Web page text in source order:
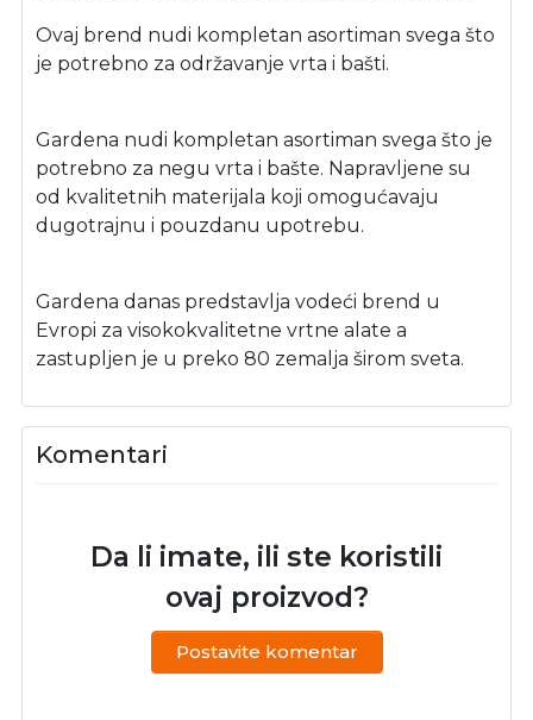
Ovaj brend nudi kompletan asortiman svega što
je potrebno za održavanje vrta i bašti.
Gardena nudi kompletan asortiman svega što je
potrebno za negu vrta i bašte. Napravljene su
od kvalitetnih materijala koji omogućavaju
dugotrajnu i pouzdanu upotrebu.
Gardena danas predstavlja vodeći brend u
Evropi za visokokvalitetne vrtne alate a
zastupljen je u preko 80 zemalja širom sveta.
Komentari
Da li imate, ili ste koristili
ovaj proizvod?
Postavite komentar